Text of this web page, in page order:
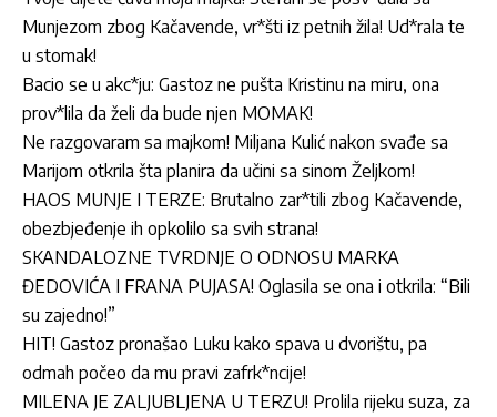
Munjezom zbog Kačavende, vr*šti iz petnih žila! Ud*rala te
u stomak!
Bacio se u akc*ju: Gastoz ne pušta Kristinu na miru, ona
prov*lila da želi da bude njen MOMAK!
Ne razgovaram sa majkom! Miljana Kulić nakon svađe sa
Marijom otkrila šta planira da učini sa sinom Željkom!
HAOS MUNJE I TERZE: Brutalno zar*tili zbog Kačavende,
obezbjeđenje ih opkolilo sa svih strana!
SKANDALOZNE TVRDNJE O ODNOSU MARKA
ĐEDOVIĆA I FRANA PUJASA! Oglasila se ona i otkrila: “Bili
su zajedno!”
HIT! Gastoz pronašao Luku kako spava u dvorištu, pa
odmah počeo da mu pravi zafrk*ncije!
MILENA JE ZALJUBLJENA U TERZU! Prolila rijeku suza, za